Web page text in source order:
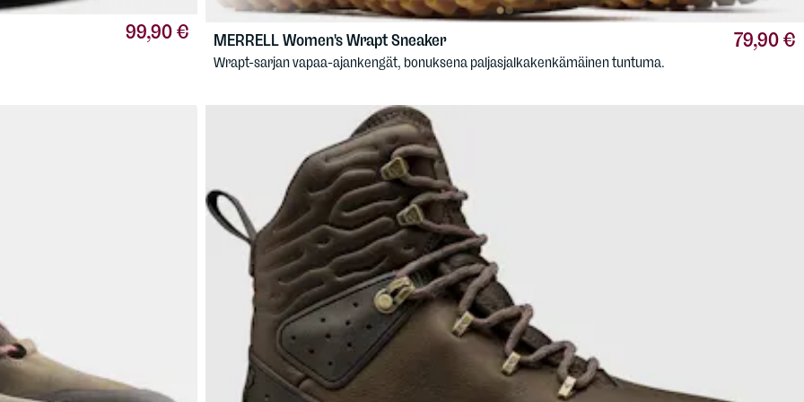
99,90 € 79,90 €
MERRELLWomen's Wrapt Sneaker
Wrapt-sarjan vapaa-ajankengät, bonuksena paljasjalkakenkämäinen tuntuma.